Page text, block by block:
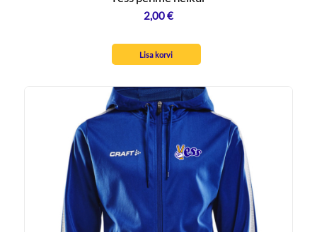
2,00€
Lisa korvi